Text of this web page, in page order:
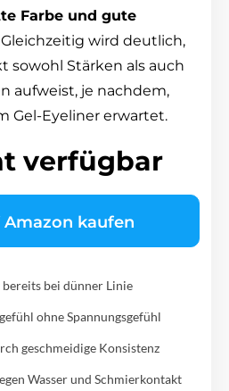
Farbe und gute
wird deutlich,
sowohl Stärken als auch
aufweist, je nachdem,
Gel-Eyeliner erwartet.
verfügbar
Amazon kaufen
bei dünner Linie
ohne Spannungsgefühl
geschmeidige Konsistenz
Wasser und Schmierkontakt